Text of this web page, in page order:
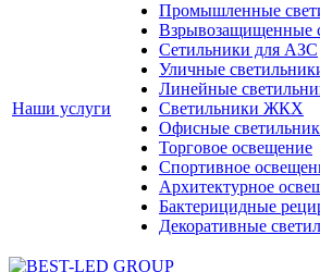
Наши услуги
Промышленные
Взрывозащищенные
Сетильники для АЗС
Уличные
Линейные
Светильники ЖКХ
Офисные
Торговое освещение
Спортивное
Архитектурное
Бактерицидные
Декоративные